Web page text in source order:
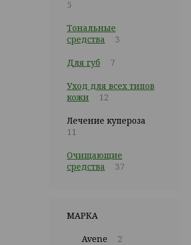
5
Тональные
средства
3
Для губ 7
Уход для всех типов
кожи
12
Лечение купероза
11
Очищающие
средства
37
МАРКА
Avene 2